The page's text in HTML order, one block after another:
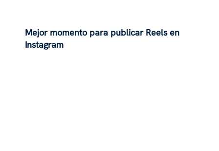
Mejor momento para publicar Reels en
Instagram